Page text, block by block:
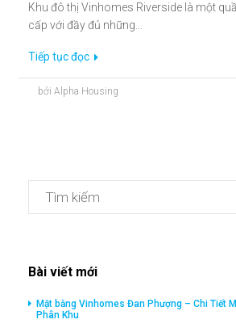
Khu đô thị Vinhomes Riverside là một
cấp với đầy đủ những...
Tiếp tục đọc
bởi Alpha Housing
Bài viết mới
Mặt bằng Vinhomes Đan Phượng – Chi Tiết
Phân Khu